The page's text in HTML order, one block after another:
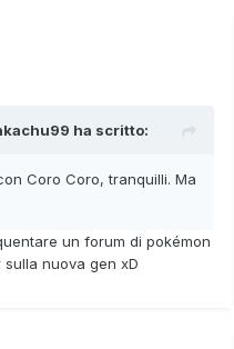
ha scritto:
Coro Coro, tranquilli. Ma
un forum di pokémon
nuova gen xD